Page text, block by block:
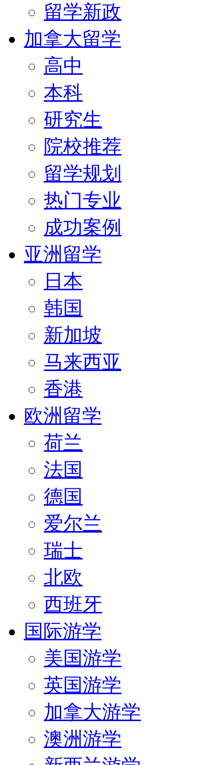
留学新政
加拿大留学
高中
本科
研究生
院校推荐
留学规划
热门专业
成功案例
亚洲留学
日本
韩国
新加坡
马来西亚
香港
欧洲留学
荷兰
法国
德国
爱尔兰
瑞士
北欧
西班牙
国际游学
美国游学
英国游学
加拿大游学
澳洲游学